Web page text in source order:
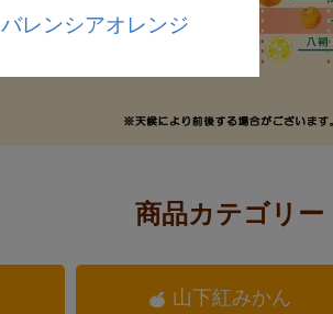
商品カテゴリー
山下紅みかん
バレンシアオレンジ